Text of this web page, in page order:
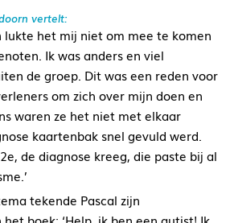
vertelt:
lukte het mij niet om mee te komen
Ik was anders en viel
de groep. Dit was een reden voor
om zich over mijn doen en
waren ze het niet met elkaar
kaartenbak snel gevuld werd.
de diagnose kreeg, die paste bij al
tekende Pascal zijn